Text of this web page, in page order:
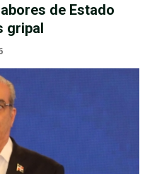
de Estado
gripal